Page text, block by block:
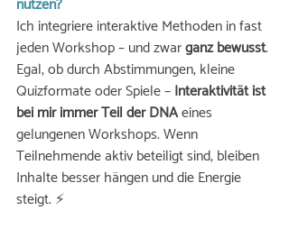
nutzen?
Ich integriere interaktive Methoden in fast
jeden Workshop – und zwar ganz bewusst.
Egal, ob durch Abstimmungen, kleine
Quizformate oder Spiele – Interaktivität ist
bei mir immer Teil der DNA eines
gelungenen Workshops. Wenn
Teilnehmende aktiv beteiligt sind, bleiben
Inhalte besser hängen und die Energie
steigt. ⚡